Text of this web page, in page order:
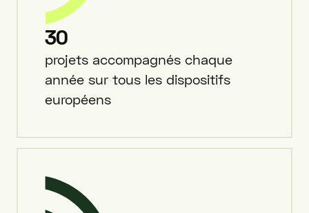
30
projets accompagnés chaque
année sur tous les dispositifs
européens